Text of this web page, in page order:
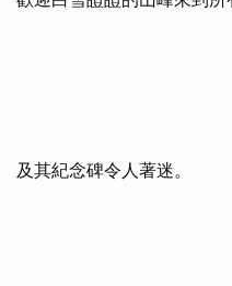
及其紀念碑令人著迷。